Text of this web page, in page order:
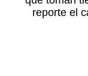
reporte el